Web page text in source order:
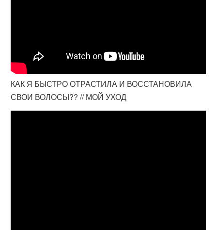
КАК Я БЫСТРО ОТРАСТИЛА И ВОССТАНОВИЛА
СВОИ ВОЛОСЫ?? // МОЙ УХОД